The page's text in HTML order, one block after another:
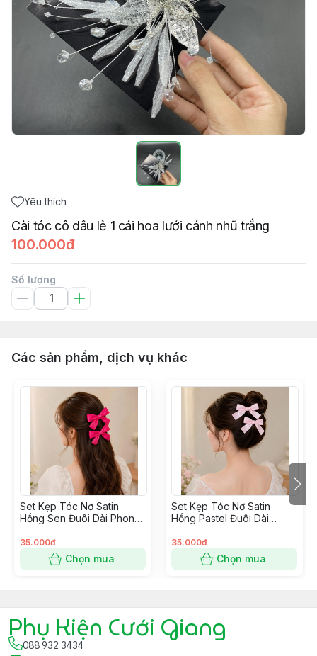
Yêu thích
Cài tóc cô dâu lẻ 1 cái hoa lưới cánh nhũ trắng
100.000đ
Số lượng
Các sản phẩm, dịch vụ khác
Set Kẹp Tóc Nơ Satin
Hồng Sen Đuôi Dài Phong
35.000đ
Chọn mua
Set Kẹp Tóc Nơ Satin
Hồng Pastel Đuôi Dài
35.000đ
Chọn mua
Phụ Kiện Cưới Giang
088 932 3434